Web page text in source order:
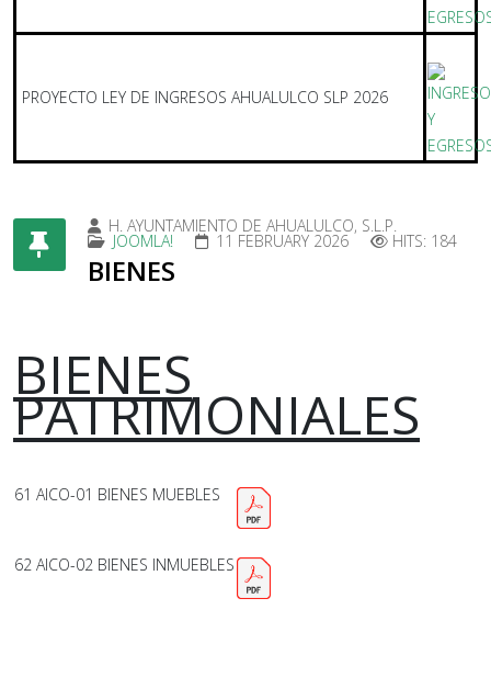
PROYECTO LEY DE INGRESOS AHUALULCO SLP 2026
H. AYUNTAMIENTO DE AHUALULCO, S.L.P.
JOOMLA! 11 FEBRUARY 2026 HITS: 184
BIENES
BIENES
PATRIMONIALES
61 AICO-01 BIENES MUEBLES
62 AICO-02 BIENES INMUEBLES